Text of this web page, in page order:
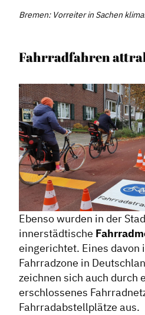
Bremen: Vorreiter in Sachen
Fahrradfahren
Ebenso wurden in der
innerstädtische
eingerichtet. Eines davon
Fahrradzone in
zeichnen sich auch durch
erschlossenes
Fahrradabstellplätze aus.